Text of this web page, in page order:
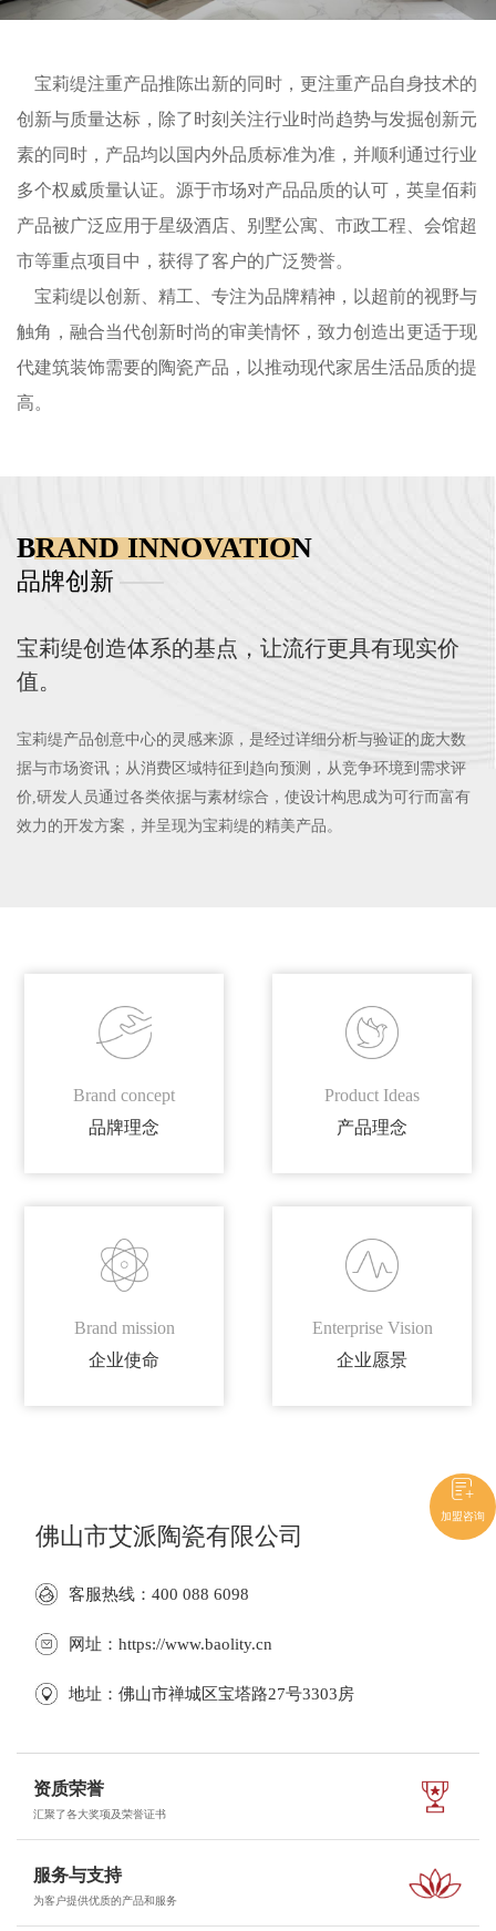
宝莉缇注重产品推陈出新的同时，更注重产品自身技术的
创新与质量达标，除了时刻关注行业时尚趋势与发掘创新元
素的同时，产品均以国内外品质标准为准，并顺利通过行业
多个权威质量认证。源于市场对产品品质的认可，英皇佰莉
产品被广泛应用于星级酒店、别墅公寓、市政工程、会馆超
市等重点项目中，获得了客户的广泛赞誉。
宝莉缇以创新、精工、专注为品牌精神，以超前的视野与
触角，融合当代创新时尚的审美情怀，致力创造出更适于现
代建筑装饰需要的陶瓷产品，以推动现代家居生活品质的提
高。
BRAND INNOVATION
品牌创新
​宝莉缇创造体系的基点，让流行更具有现实价
值。
宝莉缇产品创意中心的灵感来源，是经过详细分析与验证的庞大数
据与市场资讯；从消费区域特征到趋向预测，从竞争环境到需求评
价,研发人员通过各类依据与素材综合，使设计构思成为可行而富有
效力的开发方案，并呈现为宝莉缇的精美产品。
Brand concept
品牌理念
Product Ideas
产品理念
Brand mission
企业使命
Enterprise Vision
企业愿景
佛山市艾派陶瓷有限公司
客服热线：400 088 6098
网址：https://www.baolity.cn
地址：佛山市禅城区宝塔路27号3303房
资质荣誉
汇聚了各大奖项及荣誉证书
服务与支持
为客户提供优质的产品和服务
加盟咨询